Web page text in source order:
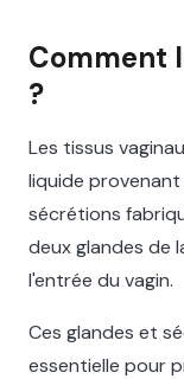
Comment
?
Les tissus
liquide
sécrétions
deux glandes de
l'entrée du vagin.
Ces glandes et
essentielle pour